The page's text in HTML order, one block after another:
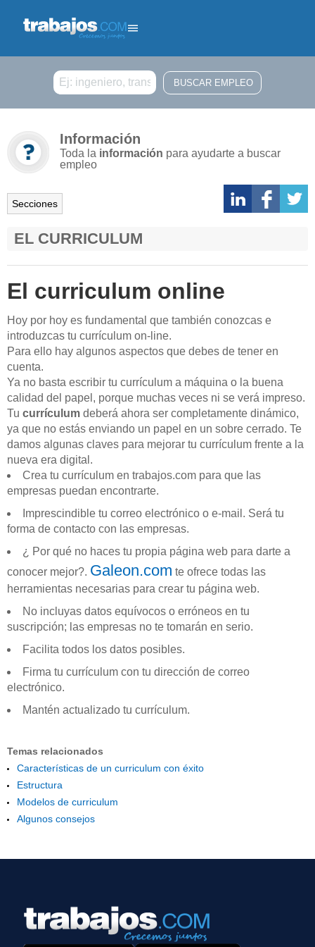
Buscar
Información
Toda la información para ayudarte a buscar
empleo
Secciones
EL CURRICULUM
El curriculum online
Hoy por hoy es fundamental que también conozcas e
introduzcas tu currículum on-line.
Para ello hay algunos aspectos que debes de tener en
cuenta.
Ya no basta escribir tu currículum a máquina o la buena
calidad del papel, porque muchas veces ni se verá impreso.
Tu currículum deberá ahora ser completamente dinámico,
ya que no estás enviando un papel en un sobre cerrado. Te
damos algunas claves para mejorar tu currículum frente a la
nueva era digital.
Crea tu currículum en trabajos.com para que las
empresas puedan encontrarte.
Imprescindible tu correo electrónico o e-mail. Será tu
forma de contacto con las empresas.
¿ Por qué no haces tu propia página web para darte a
conocer mejor?. Galeon.com te ofrece todas las
herramientas necesarias para crear tu página web.
No incluyas datos equívocos o erróneos en tu
suscripción; las empresas no te tomarán en serio.
Facilita todos los datos posibles.
Firma tu currículum con tu dirección de correo
electrónico.
Mantén actualizado tu currículum.
Temas relacionados
Características de un curriculum con éxito
Estructura
Modelos de curriculum
Algunos consejos